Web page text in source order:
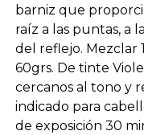
barniz que
raíz a las puntas, a
del reflejo. Mezclar
60grs. De tinte
cercanos al tono y
indicado para
de exposición 30